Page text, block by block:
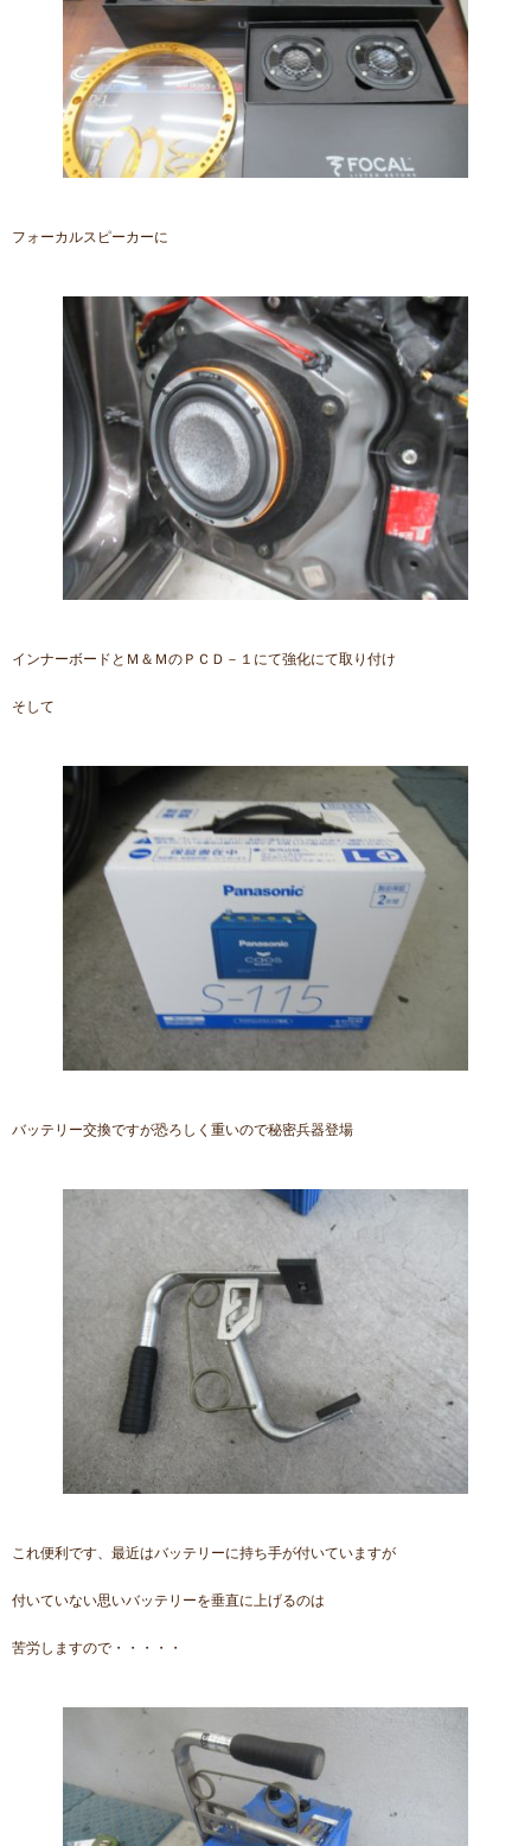
フォーカルスピーカーに
インナーボードとＭ＆ＭのＰＣＤ－１にて強化にて取り付け
そして
バッテリー交換ですが恐ろしく重いので秘密兵器登場
これ便利です、最近はバッテリーに持ち手が付いていますが
付いていない思いバッテリーを垂直に上げるのは
苦労しますので・・・・・